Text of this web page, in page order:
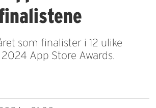
som finalister i 12 ulike
App Store Awards.